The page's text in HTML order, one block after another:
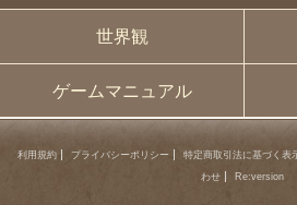
世界観
ゲームマニュアル
利用規約 プライバシーポリシー 特定商取引法に基づく表
わせ
Re:version